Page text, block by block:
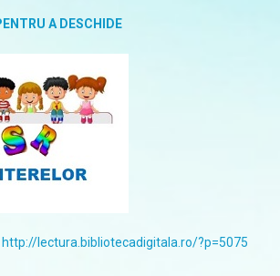
A DESCHIDE
http://lectura.bibliotecadigitala.ro/?p=5075